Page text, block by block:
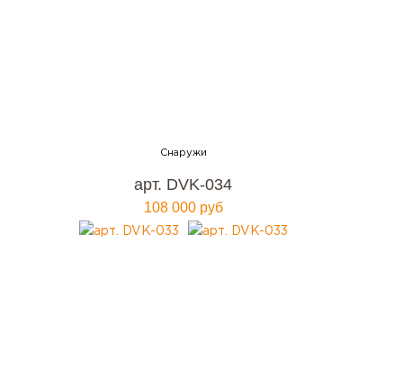
арт. DVK-034
108 000 руб